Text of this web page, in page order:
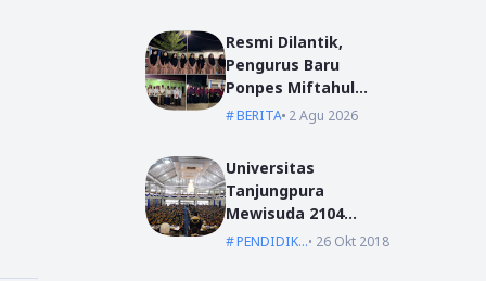
Resmi Dilantik,
Pengurus Baru
Ponpes Miftahul
Ulum Siap Emban
BERITA 2 Agu 2026
Universitas
Tanjungpura
Mewisuda 2104
Lulusan pada
PENDIDIKAN26 Okt 2018